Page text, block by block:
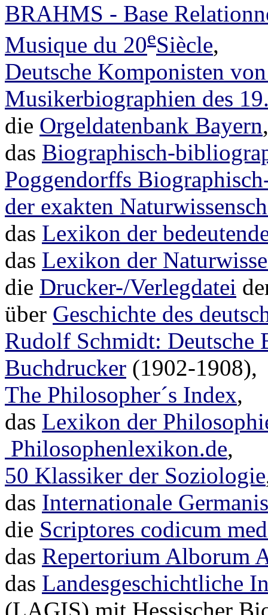
BRAHMS - Base
Musique du 20eSiècle,
Deutsche Komponisten
Musikerbiographien des
die Orgeldatenbank Bayern,
das Biographisch-
Poggendorffs
der exakten
das Lexikon der
das Lexikon der
die Drucker-/Verlegdatei
über Geschichte des
Rudolf Schmidt: Deutsche
Buchdrucker (1902-1908),
The Philosopher´s Index,
das Lexikon der
Philosophenlexikon.de,
50 Klassiker der Soziologie
das Internationale
die Scriptores codicum
das Repertorium Alborum
das Landesgeschichtliche